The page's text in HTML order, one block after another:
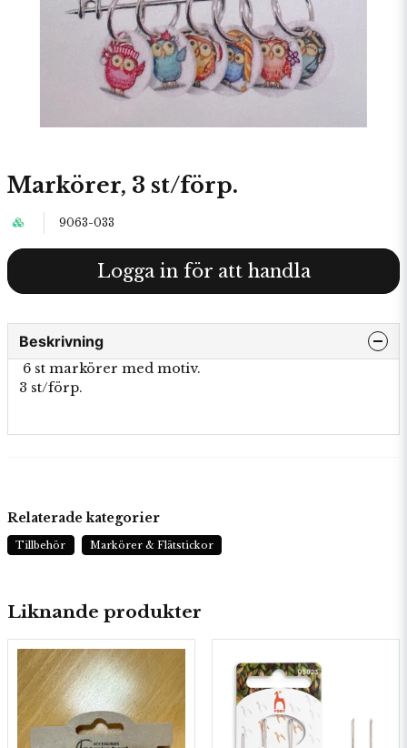
Markörer, 3 st/förp.
9063-033
Logga in för att handla
Beskrivning
6 st markörer med motiv.
3 st/förp.
Liknande produkter
Relaterade kategorier
Tillbehör Markörer & Flätstickor